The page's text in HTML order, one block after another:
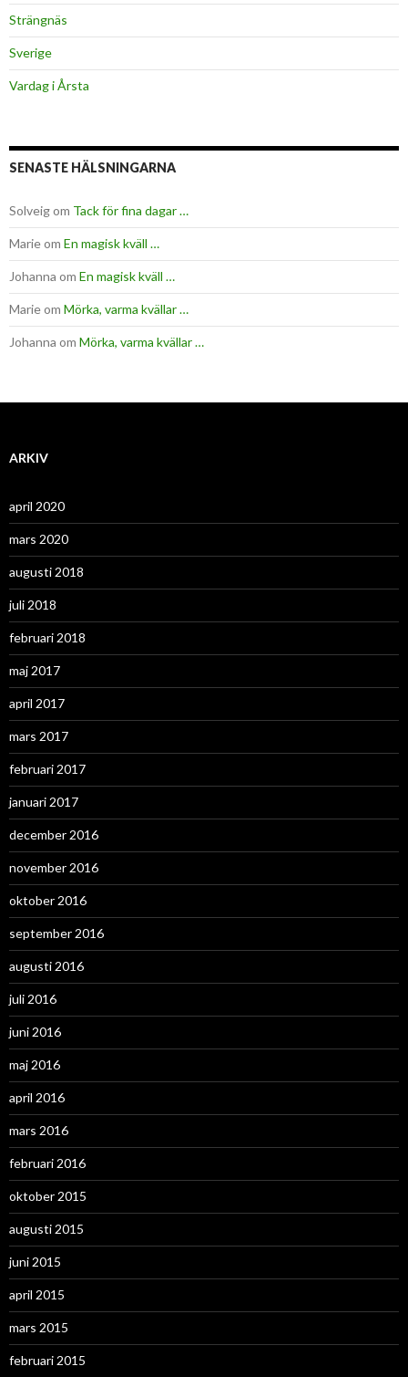
Strängnäs
Sverige
Vardag i Årsta
SENASTE HÄLSNINGARNA
Solveigom Tack för fina dagar …
Marieom En magisk kväll …
Johanna om En magisk kväll …
Marieom Mörka, varma kvällar …
Johanna om Mörka, varma kvällar …
ARKIV
april 2020
mars 2020
augusti 2018
juli 2018
februari 2018
maj 2017
april 2017
mars 2017
februari 2017
januari 2017
december 2016
november 2016
oktober 2016
september 2016
augusti 2016
juli 2016
juni 2016
maj 2016
april 2016
mars 2016
februari 2016
oktober 2015
augusti 2015
juni 2015
april 2015
mars 2015
februari 2015